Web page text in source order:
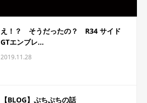
え！？ そうだったの？ R34 サイド
GTエンブレ...
2019.11.28
【BLOG】ぷちぷちの話